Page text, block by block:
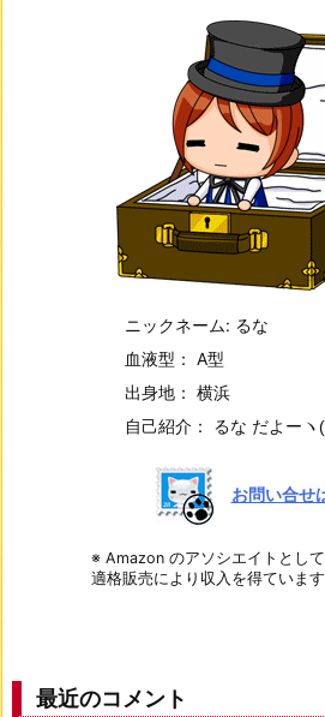
ニックネーム: るな
血液型： A型
出身地： 横浜
自己紹介： るな だよー ヽ
お問い合せ
※ Amazon のアソシエイトとし
適格販売により収入を得ています
最近のコメント